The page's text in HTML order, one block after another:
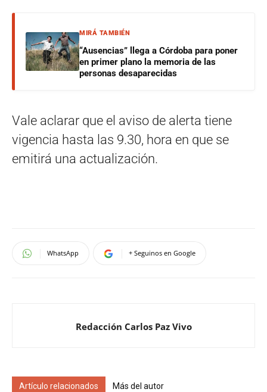
MIRÁ TAMBIÉN
“Ausencias” llega a Córdoba para poner
en primer plano la memoria de las
personas desaparecidas
Vale aclarar que el aviso de alerta tiene
vigencia hasta las 9.30, hora en que se
emitirá una actualización.
WhatsApp + Seguinos en Google
Redacción Carlos Paz Vivo
Artículo relacionados Más del autor